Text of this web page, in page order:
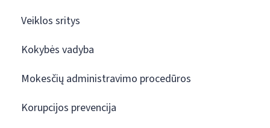
Veiklos sritys
Kokybės vadyba
Mokesčių administravimo procedūros
Korupcijos prevencija